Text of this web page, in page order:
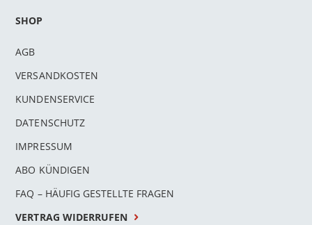
SHOP
AGB
VERSANDKOSTEN
KUNDENSERVICE
DATENSCHUTZ
IMPRESSUM
ABO KÜNDIGEN
FAQ – HÄUFIG GESTELLTE FRAGEN
VERTRAG WIDERRUFEN